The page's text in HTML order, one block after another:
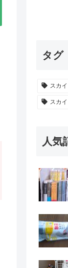
タグ
スカ
スカ
人気